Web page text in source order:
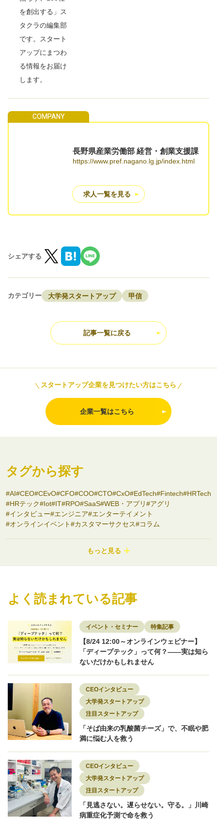
を創出する」ス
タクラの編集部
です。スタート
アップにまつわ
る情報をお届け
します。
長野県産業労働部 経営・創業支援課
https://www.pref.nagano.lg.jp/index.html
求人一覧を見る
シェアする
カテゴリー 大学発スタートアップ 甲信
記事一覧に戻る
スタートアップ企業を見つけたい方はこちら
企業一覧はこちら
タグから探す
AI CEO CEvO CFO COO CTO CxO EdTech Fintech
HRTech
HRテック
Iot IT RPO SaaS WEB・アプリ
アグリ
インタビュー
エンジニア
エンターテイメント
オンラインイベント
カスタマーサクセス
コラム
バイオ フード
地域を盛り上げる 地方スタートアップ 地方創生
大学発スタートアップ
女性限定 宇宙 導入事例
環境エネルギー
研究者 研究開発 素材 脱炭素
転職
転職者インタビュー
もっと見る
よく読まれている記事
イベント・セミナー 特集記事
【8/24 12:00～オンラインウェビナー】
「ディープテック」って何？——実は知ら
ないだけかもしれません
CEOインタビュー
大学発スタートアップ
注目スタートアップ
「そば由来の乳酸菌チーズ」で、不眠や肥
満に悩む人を救う
CEOインタビュー
大学発スタートアップ
注目スタートアップ
「見逃さない。遅らせない。守る。」川崎
病重症化予測で命を救う